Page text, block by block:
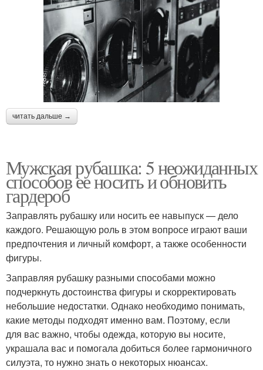
читать дальше →
Мужская рубашка: 5 неожиданных
способов ее носить и обновить
гардероб
Заправлять рубашку или носить ее навыпуск — дело
каждого. Решающую роль в этом вопросе играют ваши
предпочтения и личный комфорт, а также особенности
фигуры.
Заправляя рубашку разными способами можно
подчеркнуть достоинства фигуры и скорректировать
небольшие недостатки. Однако необходимо понимать,
какие методы подходят именно вам. Поэтому, если
для вас важно, чтобы одежда, которую вы носите,
украшала вас и помогала добиться более гармоничного
силуэта, то нужно знать о некоторых нюансах.